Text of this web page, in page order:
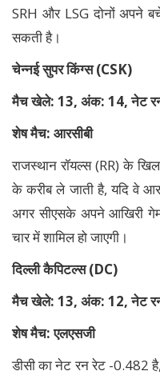
SRH और LSG दोनों अपने
सकती है।
चेन्नई सुपर किंग्स (CSK)
मैच खेले: 13, अंक: 14,नेट
शेष मैच: आरसीबी
राजस्थान रॉयल्स (RR) के
के करीब ले जाती है, यदि वे
अगर सीएसके अपने आखिरी गेम
चार में शामिल हो जाएगी।
दिल्ली कैपिटल्स (DC)
मैच खेले: 13, अंक: 12,नेट
शेष मैच: एलएसजी
डीसी का नेट रन रेट -0.482